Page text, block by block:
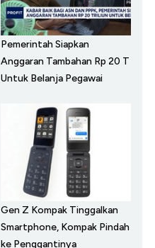
Pemerintah Siapkan
Anggaran Tambahan Rp 20 T
Untuk Belanja Pegawai
Gen Z Kompak Tinggalkan
Smartphone, Kompak Pindah
ke Penggantinya